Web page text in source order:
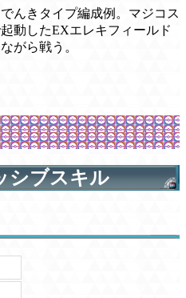
んきタイプ編成例。マジコス
動したEXエレキフィールド
がら戦う。
シブスキル